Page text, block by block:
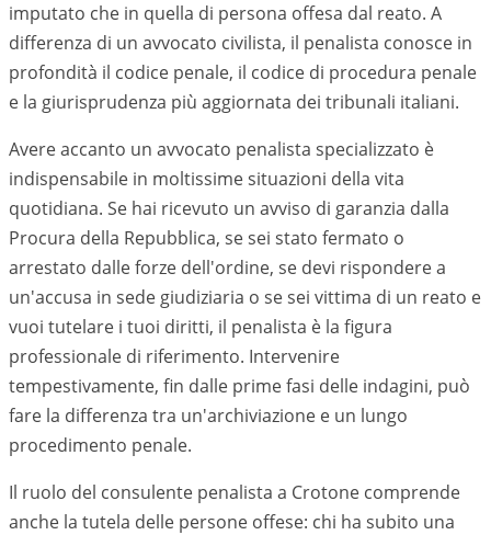
imputato che in quella di persona offesa dal reato. A
differenza di un avvocato civilista, il penalista conosce in
profondità il codice penale, il codice di procedura penale
e la giurisprudenza più aggiornata dei tribunali italiani.
Avere accanto un avvocato penalista specializzato è
indispensabile in moltissime situazioni della vita
quotidiana. Se hai ricevuto un avviso di garanzia dalla
Procura della Repubblica, se sei stato fermato o
arrestato dalle forze dell'ordine, se devi rispondere a
un'accusa in sede giudiziaria o se sei vittima di un reato e
vuoi tutelare i tuoi diritti, il penalista è la figura
professionale di riferimento. Intervenire
tempestivamente, fin dalle prime fasi delle indagini, può
fare la differenza tra un'archiviazione e un lungo
procedimento penale.
Il ruolo del consulente penalista a Crotone comprende
anche la tutela delle persone offese: chi ha subito una